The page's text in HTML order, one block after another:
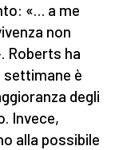
«… a me
non
Roberts ha
settimane è
degli
Invece,
alla possibile